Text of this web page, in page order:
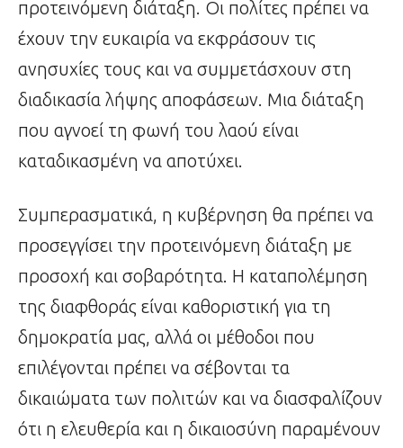
προτεινόμενη διάταξη. Οι πολίτες πρέπει να
έχουν την ευκαιρία να εκφράσουν τις
ανησυχίες τους και να συμμετάσχουν στη
διαδικασία λήψης αποφάσεων. Μια διάταξη
που αγνοεί τη φωνή του λαού είναι
καταδικασμένη να αποτύχει.
Συμπερασματικά, η κυβέρνηση θα πρέπει να
προσεγγίσει την προτεινόμενη διάταξη με
προσοχή και σοβαρότητα. Η καταπολέμηση
της διαφθοράς είναι καθοριστική για τη
δημοκρατία μας, αλλά οι μέθοδοι που
επιλέγονται πρέπει να σέβονται τα
δικαιώματα των πολιτών και να διασφαλίζουν
ότι η ελευθερία και η δικαιοσύνη παραμένουν